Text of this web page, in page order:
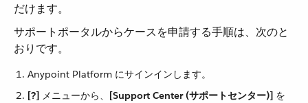
だけます。
サポートポータルからケースを申請する手順は、次のと
おりです。
Anypoint Platform にサインインします。
[?] ​ メニューから、​ [Support Center (サポートセンター)] ​ を